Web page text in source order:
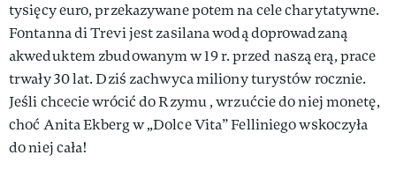
tysięcy euro, przekazywane potem na cele charytatywne.
Fontanna di Trevi jest zasilana wodą doprowadzaną
akweduktem zbudowanym w 19 r. przed naszą erą, prace
trwały 30 lat. Dziś zachwyca miliony turystów rocznie.
Jeśli chcecie wrócić do Rzymu , wrzućcie do niej monetę,
choć Anita Ekberg w „Dolce Vita” Felliniego wskoczyła
do niej cała!